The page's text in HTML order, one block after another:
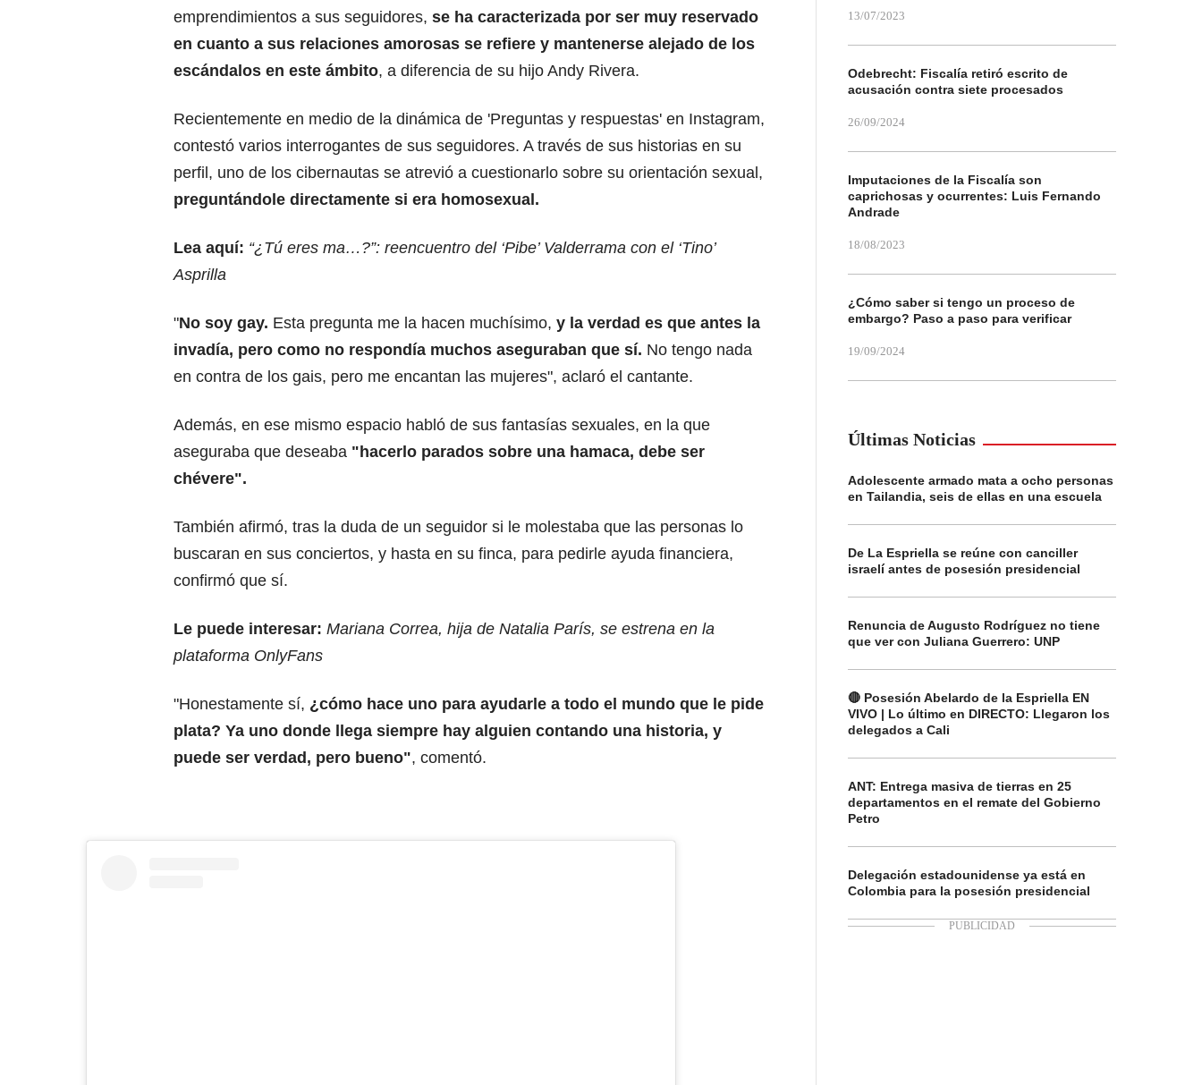
emprendimientos a sus seguidores, se ha caracterizada por ser muy reservado
en cuanto a sus relaciones amorosas se refiere y mantenerse alejado de los
escándalos en este ámbito, a diferencia de su hijo Andy Rivera.
Recientemente en medio de la dinámica de 'Preguntas y respuestas' en Instagram,
contestó varios interrogantes de sus seguidores. A través de sus historias en su
perfil, uno de los cibernautas se atrevió a cuestionarlo sobre su orientación sexual,
preguntándole directamente si era homosexual.
Lea aquí: “¿Tú eres ma…?”: reencuentro del ‘Pibe’ Valderrama con el ‘Tino’
Asprilla
"No soy gay. Esta pregunta me la hacen muchísimo, y la verdad es que antes la
invadía, pero como no respondía muchos aseguraban que sí. No tengo nada
en contra de los gais, pero me encantan las mujeres", aclaró el cantante.
Además, en ese mismo espacio habló de sus fantasías sexuales, en la que
aseguraba que deseaba "hacerlo parados sobre una hamaca, debe ser
chévere".
También afirmó, tras la duda de un seguidor si le molestaba que las personas lo
buscaran en sus conciertos, y hasta en su finca, para pedirle ayuda financiera,
confirmó que sí.
Le puede interesar: Mariana Correa, hija de Natalia París, se estrena en la
plataforma OnlyFans
"Honestamente sí, ¿cómo hace uno para ayudarle a todo el mundo que le pide
plata? Ya uno donde llega siempre hay alguien contando una historia, y
puede ser verdad, pero bueno", comentó.
13/07/2023
Odebrecht: Fiscalía retiró escrito de
acusación contra siete procesados
26/09/2024
Imputaciones de la Fiscalía son
caprichosas y ocurrentes: Luis Fernando
Andrade
18/08/2023
¿Cómo saber si tengo un proceso de
embargo? Paso a paso para verificar
19/09/2024
Últimas Noticias
Adolescente armado mata a ocho personas
en Tailandia, seis de ellas en una escuela
De La Espriella se reúne con canciller
israelí antes de posesión presidencial
Renuncia de Augusto Rodríguez no tiene
que ver con Juliana Guerrero: UNP
🔴 Posesión Abelardo de la Espriella EN
VIVO | Lo último en DIRECTO: Llegaron los
delegados a Cali
ANT: Entrega masiva de tierras en 25
departamentos en el remate del Gobierno
Petro
Delegación estadounidense ya está en
Colombia para la posesión presidencial